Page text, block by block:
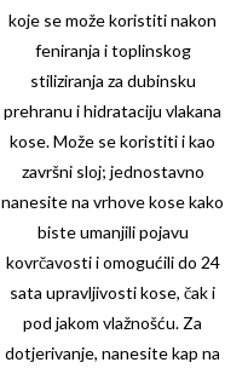
koje se može koristiti nakon
feniranja i toplinskog
stiliziranja za dubinsku
prehranu i hidrataciju vlakana
kose. Može se koristiti i kao
završni sloj; jednostavno
nanesite na vrhove kose kako
biste umanjili pojavu
kovrčavosti i omogućili do 24
sata upravljivosti kose, čak i
pod jakom vlažnošću. Za
dotjerivanje, nanesite kap na